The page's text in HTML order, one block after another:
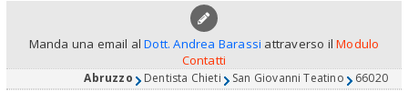
Manda una email alDott. Andrea Barassi attraverso ilModulo
Contatti
Abruzzo Dentista Chieti San Giovanni Teatino 66020